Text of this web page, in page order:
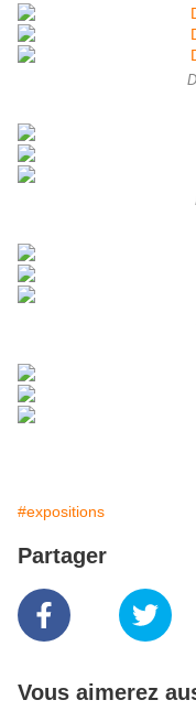
#expositions
Partager
Vous aimerez